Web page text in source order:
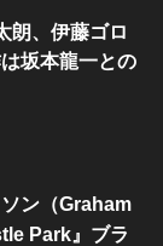
朗、伊藤ゴロ
坂本龍一との
ン（Graham
Park』ブラ